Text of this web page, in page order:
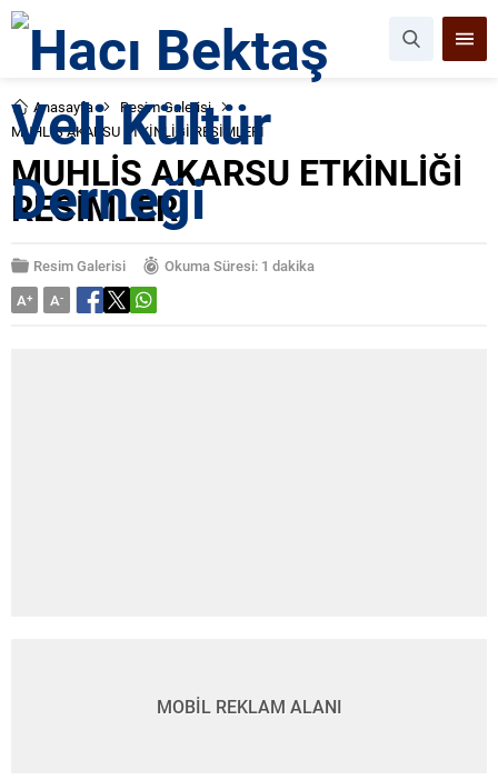
Anasayfa
Resim Galerisi
MUHLİS AKARSU ETKİNLİĞİ RESİMLERİ
MUHLİS AKARSU ETKİNLİĞİ
RESİMLERİ
Resim Galerisi
Okuma Süresi: 1 dakika
A+ A-
MOBİL REKLAM ALANI